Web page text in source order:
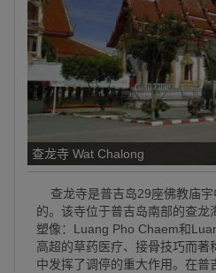
查龙寺 Wat Chalong
查龙寺是普吉岛29座佛教庙宇
的。该寺位于普吉岛南部的查龙
塑像：Luang Pho Chaem和
高超的草药医疗、接骨技巧而著
中发挥了调停的重大作用。在普